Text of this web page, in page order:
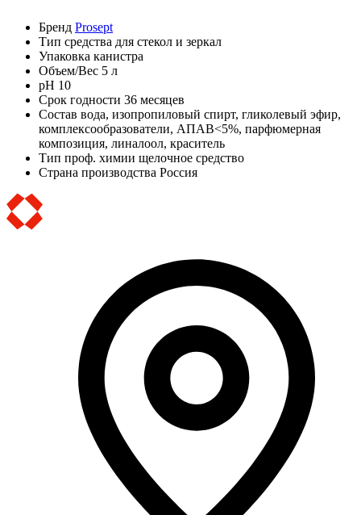
Бренд Prosept
Тип средства для стекол и зеркал
Упаковка канистра
Объем/Вес 5 л
pH 10
Срок годности 36 месяцев
Состав вода, изопропиловый спирт, гликолевый эфир,
комплексообразователи, АПАВ<5%, парфюмерная
композиция, линалоол, краситель
Тип проф. химии щелочное средство
Страна производства Россия